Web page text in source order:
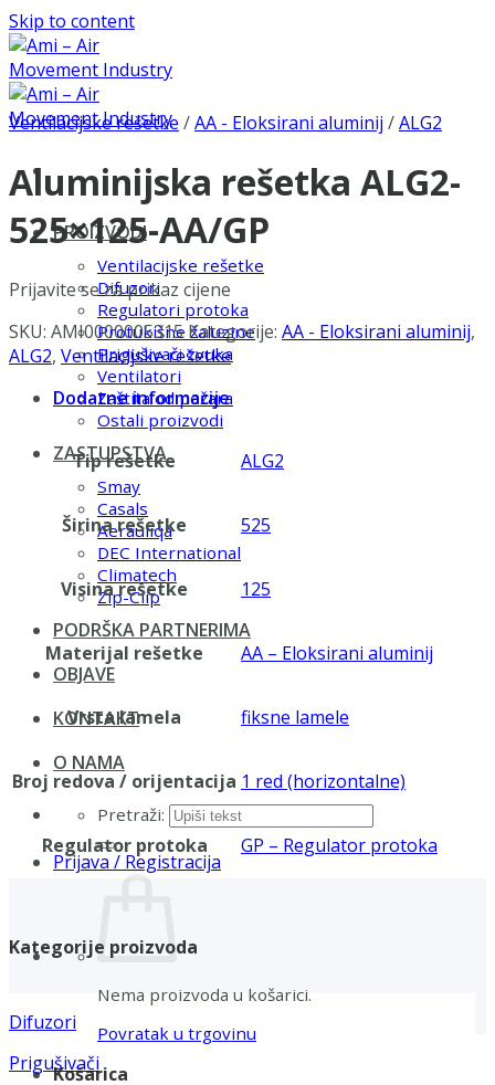
Skip to content
PROIZVODI
Ventilacijske rešetke
Difuzori
Regulatori protoka
Protukišne žaluzine
Prigušivači zvuka
Ventilatori
Zaštita od požara
Ostali proizvodi
ZASTUPSTVA
Smay
Casals
Aerauliqa
DEC International
Climatech
Zip-Clip
PODRŠKA PARTNERIMA
OBJAVE
KONTAKT
O NAMA
Pretraži:
Prijava / Registracija
Nema proizvoda u košarici.
Povratak u trgovinu
Košarica
Ventilacijske rešetke /AA - Eloksirani aluminij /ALG2
Aluminijska rešetka ALG2-
525×125-AA/GP
Prijavite se za prikaz cijene
SKU: AMI0000005315 Kategorije: AA - Eloksirani aluminij,
ALG2, Ventilacijske rešetke
Dodatne informacije
Tip rešetke ALG2
Širina rešetke 525
Visina rešetke 125
Materijal rešetke AA – Eloksirani aluminij
Vrsta lamela fiksne lamele
Broj redova / orijentacija 1 red (horizontalne)
Regulator protoka GP – Regulator protoka
Kategorije proizvoda
Difuzori
Prigušivači